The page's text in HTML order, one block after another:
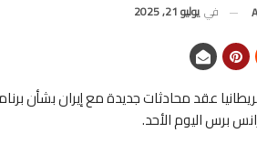
في يوليو 21, 2025
عقد محادثات جديدة مع إيران بشأن
برس اليوم الأحد.